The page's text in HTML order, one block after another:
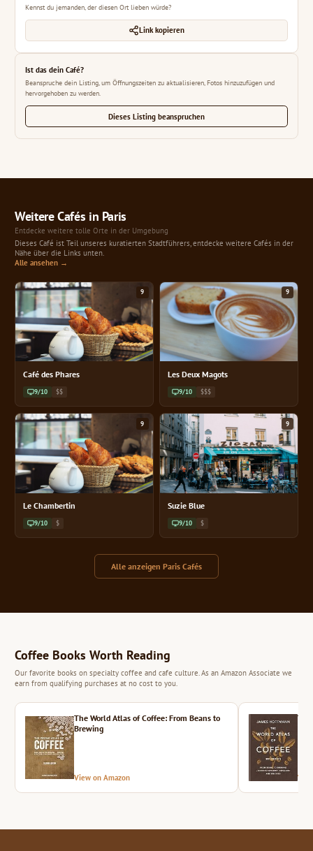
Kennst du jemanden, der diesen Ort lieben würde?
Link kopieren
Ist das dein Café?
Beanspruche dein Listing, um Öffnungszeiten zu aktualisieren, Fotos hinzuzufügen und
hervorgehoben zu werden.
Dieses Listing beanspruchen
Weitere Cafés in Paris
Entdecke weitere tolle Orte in der Umgebung
Dieses Café ist Teil unseres kuratierten Stadtführers, entdecke weitere Cafés in der
Nähe über die Links unten.
Alle ansehen →
9
Café des Phares
9/10 $$
9
Les Deux Magots
9/10 $$$
9
Le Chambertin
9/10 $
9
Suzie Blue
9/10 $
Alle anzeigen Paris Cafés
Coffee Books Worth Reading
Our favorite books on specialty coffee and cafe culture. As an Amazon Associate we
earn from qualifying purchases at no cost to you.
The World Atlas of Coffee: From Beans to
Brewing
View on Amazon